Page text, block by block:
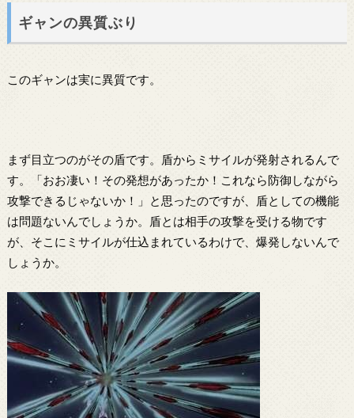
ギャンの異質ぶり
このギャンは実に異質です。
まず目立つのがその盾です。盾からミサイルが発射されるんで
す。「おお凄い！その発想があったか！これなら防御しながら
攻撃できるじゃないか！」と思ったのですが、盾としての機能
は問題ないんでしょうか。盾とは相手の攻撃を受ける物です
が、そこにミサイルが仕込まれているわけで、爆発しないんで
しょうか。